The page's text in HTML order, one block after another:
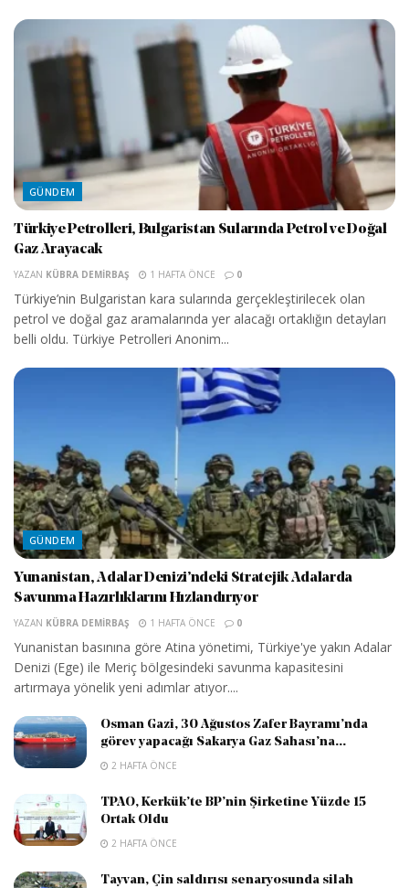
GÜNDEM
Türkiye Petrolleri, Bulgaristan Sularında Petrol ve Doğal
Gaz Arayacak
YAZAN KÜBRA DEMIRBAŞ 1 HAFTA ÖNCE 0
Türkiye’nin Bulgaristan kara sularında gerçekleştirilecek olan
petrol ve doğal gaz aramalarında yer alacağı ortaklığın detayları
belli oldu. Türkiye Petrolleri Anonim...
GÜNDEM
Yunanistan, Adalar Denizi’ndeki Stratejik Adalarda
Savunma Hazırlıklarını Hızlandırıyor
YAZAN KÜBRA DEMIRBAŞ 1 HAFTA ÖNCE 0
Yunanistan basınına göre Atina yönetimi, Türkiye'ye yakın Adalar
Denizi (Ege) ile Meriç bölgesindeki savunma kapasitesini
artırmaya yönelik yeni adımlar atıyor....
Osman Gazi, 30 Ağustos Zafer Bayramı’nda
görev yapacağı Sakarya Gaz Sahası’na...
2 HAFTA ÖNCE
TPAO, Kerkük’te BP’nin Şirketine Yüzde 15
Ortak Oldu
2 HAFTA ÖNCE
Tayvan, Çin saldırısı senaryosunda silah